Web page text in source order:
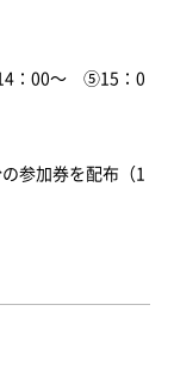
：00～ ⑤15：0
参加券を配布（1